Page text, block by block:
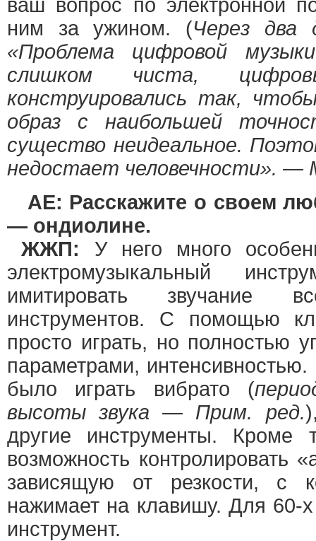
ваш вопрос по электронной
ним за ужином. (Через два
«Проблема цифровой
слишком чиста,
конструировались так,
образ с наибольшей
существо неидеальное.
недостает человечности». —
AE: Расскажите о своем
— ондиолине.
ЖЖП:
У него много
электромузыкальный
имитировать звучание
инструментов. С помощью
просто играть, но полностью
параметрами,
было играть вибрато (
высоты звука — Прим. ред.
другие инструменты. Кроме
возможность контролировать
зависящую от резкости, с
нажимает на клавишу. Для 60-
инструмент.